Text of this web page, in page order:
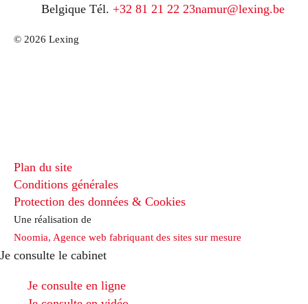
Belgique Tél. +32 81 21 22 23namur@lexing.be
© 2026 Lexing
Plan du site
Conditions générales
Protection des données & Cookies
Une réalisation de
Noomia, Agence web fabriquant des sites sur mesure
Je consulte le cabinet
Je consulte en ligne